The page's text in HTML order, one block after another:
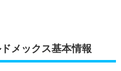
メックス基本情報